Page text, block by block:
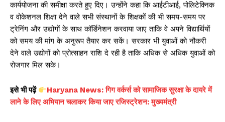
कार्ययोजना की समीक्षा करते हुए दिए। उन्होंने कहा कि आईटीआई, पोलिटेक्निक
व वोकेशनल शिक्षा देने वाले सभी संस्थानों के शिक्षकों की भी समय-समय पर
ट्रेनिंग और उद्योगों के साथ कॉर्डिनेशन करवाया जाए ताकि वे अपने विद्यार्थियों
को समय की मांग के अनुरूप तैयार कर सकें। सरकार भी युवाओं को नौकरी
देने वाले उद्योगों को प्रोत्साहन राशि दे रही है ताकि अधिक से अधिक युवाओं को
रोजगार मिल सके।
इसे भी पढ़ें
Haryana News: गिग वर्कर्स को सामाजिक सुरक्षा के दायरे में
लाने के लिए अभियान चलाकर किया जाए रजिस्ट्रेशन: मुख्यमंत्री